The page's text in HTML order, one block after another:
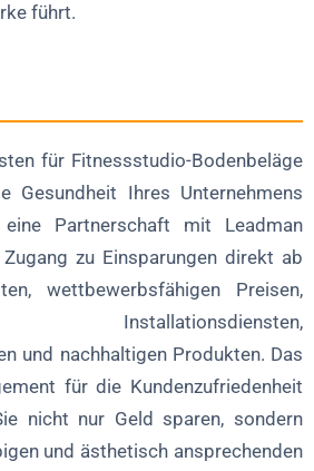
führt.
für Fitnessstudio-Bodenbeläge
Gesundheit Ihres Unternehmens
eine Partnerschaft mit Leadman
zu Einsparungen direkt ab
wettbewerbsfähigen Preisen,
Installationsdiensten,
und nachhaltigen Produkten. Das
für die Kundenzufriedenheit
nicht nur Geld sparen, sondern
und ästhetisch ansprechenden